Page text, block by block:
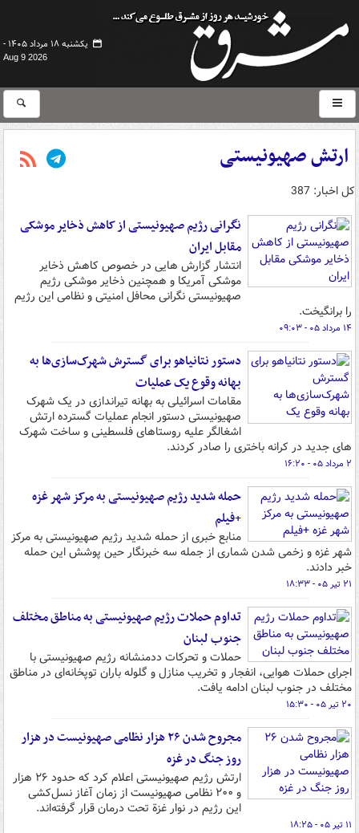
یکشنبه ۱۸ مرداد ۱۴۰۵ -
Aug 9 2026
ارتش صهیونیستی
کل اخبار: 387
نگرانی رژیم صهیونیستی از کاهش ذخایر موشکی
مقابل ایران
انتشار گزارش هایی در خصوص کاهش ذخایر
موشکی آمریکا و همچنین ذخایر موشکی رژیم
صهیونیستی نگرانی محافل امنیتی و نظامی این رژیم
را برانگیخت.
۱۴ مرداد ۰۵ - ۰۹:۰۳
دستور نتانیاهو برای گسترش شهرک‌سازی‌ها به
بهانه وقوع یک عملیات
مقامات اسرائیلی به بهانه تیراندازی در یک شهرک
صهیونیستی دستور انجام عملیات گسترده ارتش
اشغالگر علیه روستاهای فلسطینی و ساخت شهرک
های جدید در کرانه باختری را صادر کردند.
۲ مرداد ۰۵ - ۱۶:۲۰
حمله شدید رژیم صهیونیستی به مرکز شهر غزه
+فیلم
منابع خبری از حمله شدید رژیم صهیونیستی به مرکز
شهر غزه و زخمی شدن شماری از جمله سه خبرنگار حین پوشش این حمله
خبر دادند.
۲۱ تیر ۰۵ - ۱۸:۳۳
تداوم حملات رژیم صهیونیستی به مناطق مختلف
جنوب لبنان
حملات و تحرکات ددمنشانه رژیم صهیونیستی با
اجرای حملات هوایی، انفجار و تخریب منازل و گلوله‌ باران توپخانه‌ای در مناطق
مختلف در جنوب لبنان ادامه یافت.
۲۰ تیر ۰۵ - ۱۵:۳۰
مجروح شدن ۲۶ هزار نظامی صهیونیست در هزار
روز جنگ در غزه
ارتش رژیم صهیونیستی اعلام کرد که حدود ۲۶ هزار
و ۲۰۰ نظامی صهیونیست از زمان آغاز نسل‌کشی
این رژیم در نوار غزة تحت درمان قرار گرفته‌اند.
۱۱ تیر ۰۵ - ۱۸:۲۵